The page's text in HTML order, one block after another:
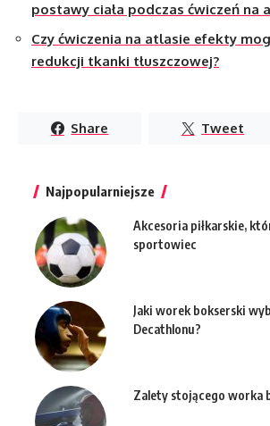
postawy ciała podczas ćwiczeń na
Czy ćwiczenia na atlasie efekty
redukcji tkanki tłuszczowej?
Share Tweet
Najpopularniejsze
Akcesoria piłkarskie,
sportowiec
Jaki worek bokserski
Decathlonu?
Zalety stojącego worka